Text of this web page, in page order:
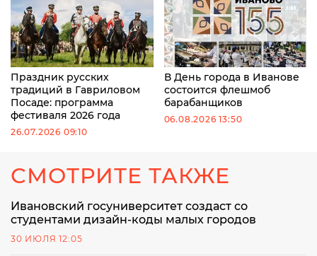
Праздник русских
традиций в Гавриловом
Посаде: программа
фестиваля 2026 года
26.07.2026 09:10
В День города в Иванове
состоится флешмоб
барабанщиков
06.08.2026 13:50
СМОТРИТЕ ТАКЖЕ
Ивановский госуниверситет создаст со
студентами дизайн-коды малых городов
30 ИЮЛЯ 12:05